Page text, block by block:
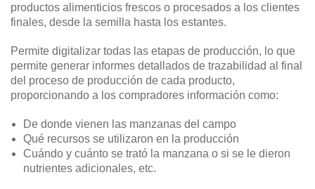
productos alimenticios frescos o procesados ​​a los clientes
finales, desde la semilla hasta los estantes.
Permite digitalizar todas las etapas de producción, lo que
permite generar informes detallados de trazabilidad al final
del proceso de producción de cada producto,
proporcionando a los compradores información como:
De donde vienen las manzanas del campo
Qué recursos se utilizaron en la producción
Cuándo y cuánto se trató la manzana o si se le dieron
nutrientes adicionales, etc.